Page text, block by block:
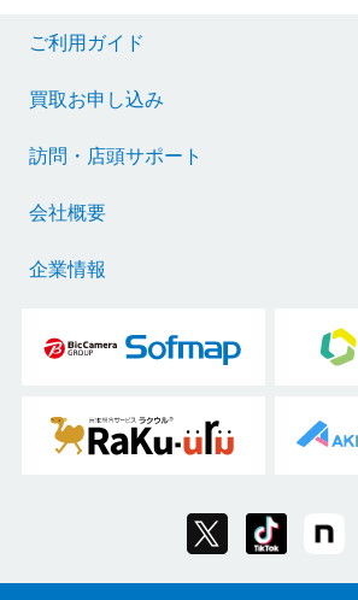
ご利用ガイド
買取お申し込み
訪問・店頭サポート
会社概要
企業情報